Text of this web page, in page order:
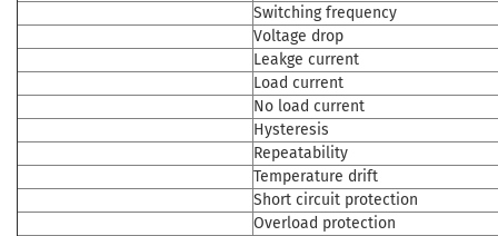
Switching frequency
Voltage drop
Leakge current
Load current
No load current
Hysteresis
Repeatability
Temperature drift
Short circuit protection
Overload protection